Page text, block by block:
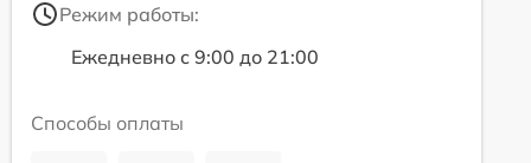
Режим работы:
Ежедневно с 9:00 до 21:00
Способы оплаты